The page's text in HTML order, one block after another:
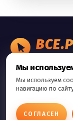
Copyright © 2026
Правила сервиса
Политика
Мы
Мы используем
навигацию по
СОГЛАСЕН